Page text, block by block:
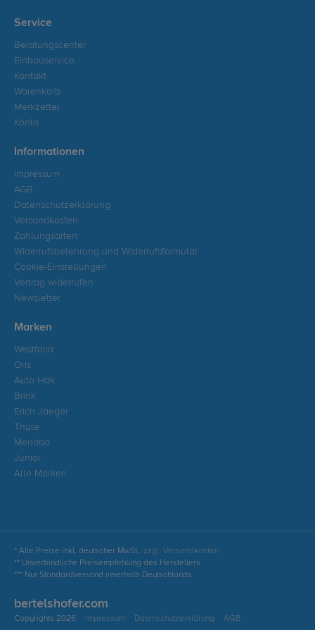
Service
Beratungscenter
Einbauservice
Kontakt
Warenkorb
Merkzettel
Konto
Informationen
Impressum
AGB
Datenschutzerklärung
Versandkosten
Zahlungsarten
Widerrufsbelehrung und Widerrufsformular
Cookie-Einstellungen
Vertrag widerrufen
Newsletter
Marken
Westfalia
Oris
Auto Hak
Brink
Erich Jaeger
Thule
Menabo
Junior
Alle Marken
* Alle Preise inkl. deutscher MwSt., zzgl. Versandkosten
** Unverbindliche Preisempfehlung des Herstellers
*** Nur Standardversand innerhalb Deutschlands
bertelshofer.com
Copyrights 2026 Impressum Datenschutzerklärung AGB